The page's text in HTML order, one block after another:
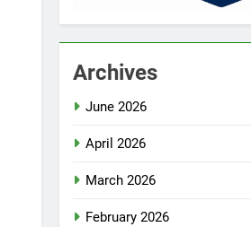
Archives
June 2026
April 2026
March 2026
February 2026